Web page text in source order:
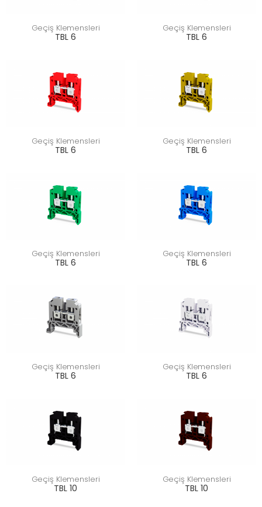
Geçiş Klemensleri
TBL 6
Geçiş Klemensleri
TBL 6
Geçiş Klemensleri
TBL 6
Geçiş Klemensleri
TBL 6
Geçiş Klemensleri
TBL 6
Geçiş Klemensleri
TBL 6
Geçiş Klemensleri
TBL 6
Geçiş Klemensleri
TBL 6
Geçiş Klemensleri
TBL 10
Geçiş Klemensleri
TBL 10